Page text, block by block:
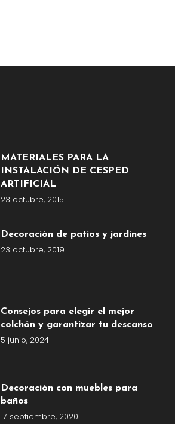
MATERIALES PARA LA
INSTALACIÓN DE CESPED
ARTIFICIAL
23 octubre, 2015
Decoración de patios y jardines
23 octubre, 2019
Consejos para elegir el mejor
colchón y garantizar tu descanso
5 junio, 2024
Decoración con muebles para
baños
17 septiembre, 2020